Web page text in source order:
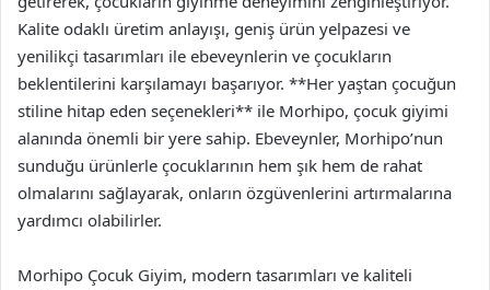
Kalite odaklı üretim anlayışı, geniş ürün yelpazesi ve
yenilikçi tasarımları ile ebeveynlerin ve çocukların
beklentilerini karşılamayı başarıyor. **Her yaştan çocuğun
stiline hitap eden seçenekleri** ile Morhipo, çocuk giyimi
alanında önemli bir yere sahip. Ebeveynler, Morhipo’nun
sunduğu ürünlerle çocuklarının hem şık hem de rahat
olmalarını sağlayarak, onların özgüvenlerini artırmalarına
yardımcı olabilirler.
Morhipo Çocuk Giyim, modern tasarımları ve kaliteli